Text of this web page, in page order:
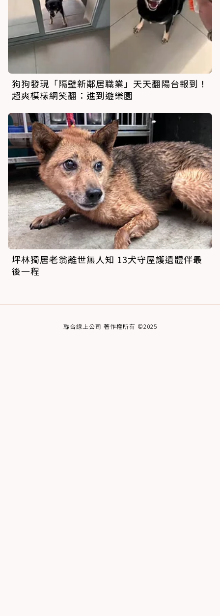
狗狗發現「隔壁新鄰居職業」天天翻陽台報到！
超爽模樣網笑翻：進到遊樂園
坪林獨居老翁離世無人知 13犬守屋護遺體伴最
後一程
聯合線上公司 著作權所有 ©2025